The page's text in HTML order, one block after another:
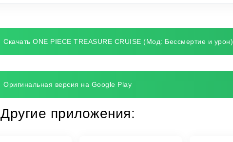
Скачать ONE PIECE TREASURE CRUISE (Мод: Бессмертие и урон)
Оригинальная версия на Google Play
Другие приложения: